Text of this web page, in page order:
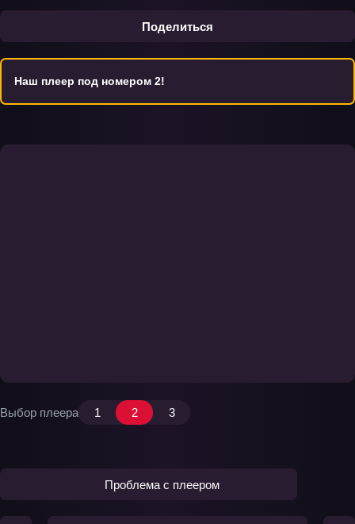
Поделиться
Наш плеер под номером 2!
Выбор плеера 1 2 3
Проблема с плеером